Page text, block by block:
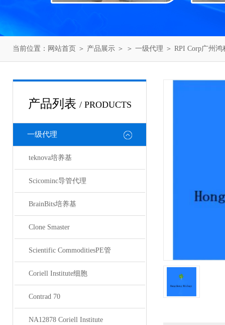
当前位置： 网站首页 ＞ 产品展示 ＞ ＞ 一级代理 ＞ RPI Corp广州鸿
产品列表 / PRODUCTS
一级代理
teknova培养基
Scicominc导管代理
BrainBits培养基
Clone Smaster
Scientific CommoditiesPE管
Coriell Institute细胞
Contrad 70
NA12878 Coriell Institute